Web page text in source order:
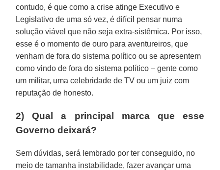
contudo, é que como a crise atinge Executivo e
Legislativo de uma só vez, é difícil pensar numa
solução viável que não seja extra-sistêmica. Por isso,
esse é o momento de ouro para aventureiros, que
venham de fora do sistema político ou se apresentem
como vindo de fora do sistema político – gente como
um militar, uma celebridade de TV ou um juiz com
reputação de honesto.
2) Qual a principal marca que esse
Governo deixará?
Sem dúvidas, será lembrado por ter conseguido, no
meio de tamanha instabilidade, fazer avançar uma